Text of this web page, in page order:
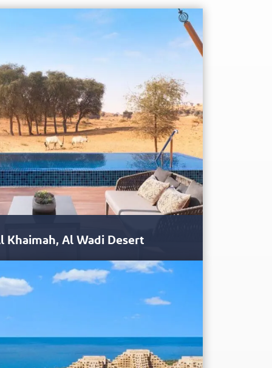
Khaimah, Al Wadi Desert
por sua natureza excepcional, com